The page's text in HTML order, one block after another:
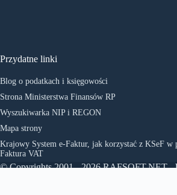
Przydatne linki
Blog o podatkach i księgowości
Strona Ministerstwa Finansów RP
Wyszukiwarka NIP i REGON
Mapa strony
Krajowy System e-Faktur, jak korzystać z KSeF w
Faktura VAT
© Copyrights 2001 - 2026 RAFSOFT.NET -